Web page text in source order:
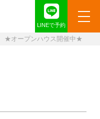
LINEで予約
★オープンハウス開催中★